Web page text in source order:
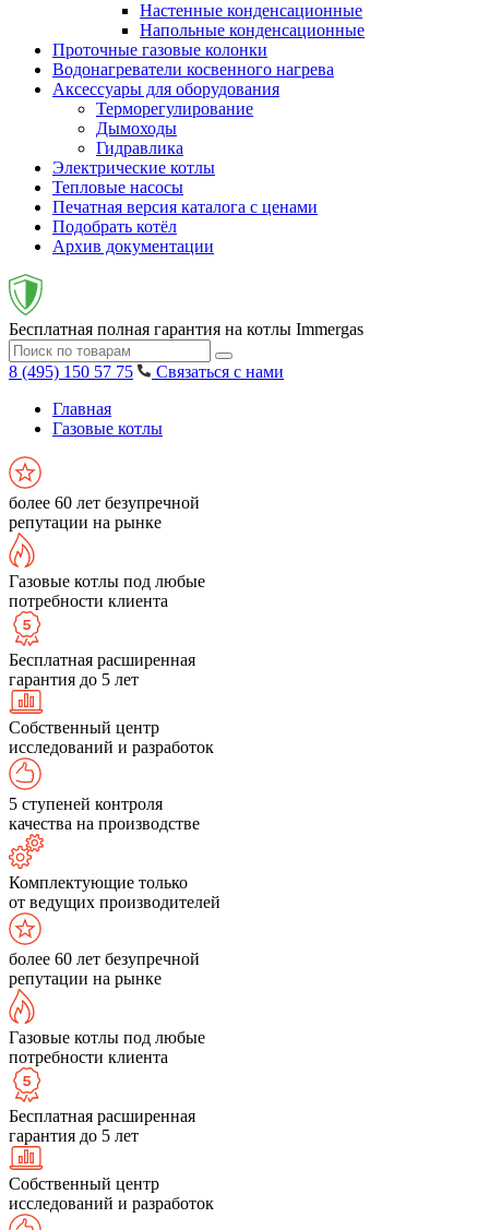
Настенные конденсационные
Напольные конденсационные
Проточные газовые колонки
Водонагреватели косвенного нагрева
Аксессуары для оборудования
Терморегулирование
Дымоходы
Гидравлика
Электрические котлы
Тепловые насосы
Печатная версия каталога с ценами
Подобрать котёл
Архив документации
Бесплатная полная гарантия на котлы Immergas
8 (495) 150 57 75
Связаться с нами
Главная
Газовые котлы
более 60 лет безупречной
репутации на рынке
Газовые котлы под любые
потребности клиента
Бесплатная расширенная
гарантия до 5 лет
Собственный центр
исследований и разработок
5 ступеней контроля
качества на производстве
Комплектующие только
от ведущих производителей
более 60 лет безупречной
репутации на рынке
Газовые котлы под любые
потребности клиента
Бесплатная расширенная
гарантия до 5 лет
Собственный центр
исследований и разработок